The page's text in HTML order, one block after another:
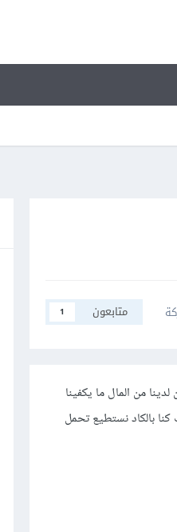
متابعون 1
من المال ما يكفينا
بالكاد نستطيع تحمل